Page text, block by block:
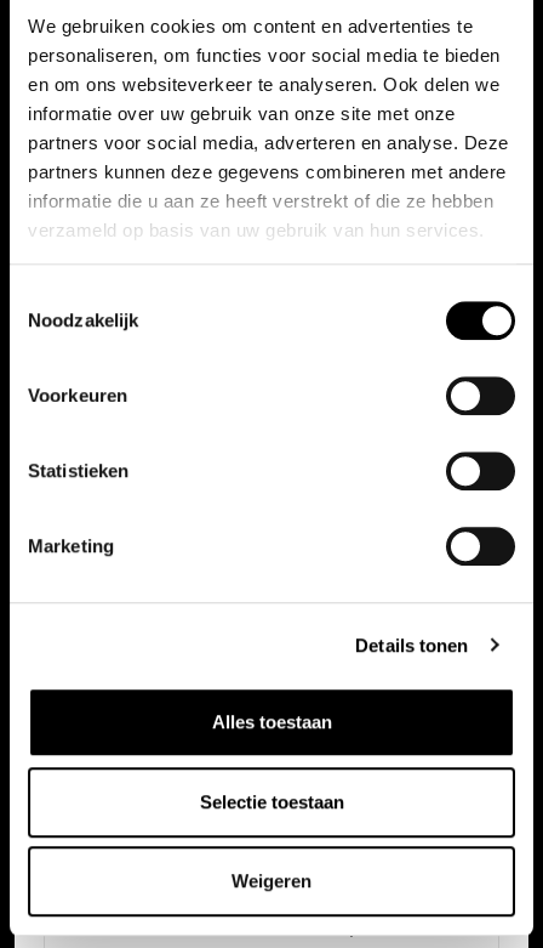
We gebruiken cookies om content en advertenties te
personaliseren, om functies voor social media te bieden
en om ons websiteverkeer te analyseren. Ook delen we
informatie over uw gebruik van onze site met onze
partners voor social media, adverteren en analyse. Deze
partners kunnen deze gegevens combineren met andere
informatie die u aan ze heeft verstrekt of die ze hebben
verzameld op basis van uw gebruik van hun services.
Noodzakelijk
Voorkeuren
Statistieken
Marketing
Details tonen
Alles toestaan
Selectie toestaan
Weigeren
Bekijk ook onze andere auto's